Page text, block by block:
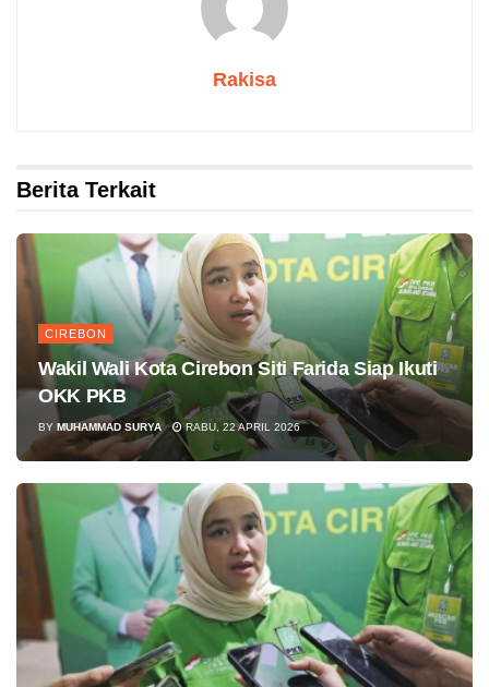
Rakisa
Berita Terkait
CIREBON
Wakil Wali Kota Cirebon Siti Farida Siap Ikuti
OKK PKB
BY MUHAMMAD SURYA RABU, 22 APRIL 2026